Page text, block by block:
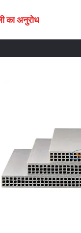
का अनुरोध